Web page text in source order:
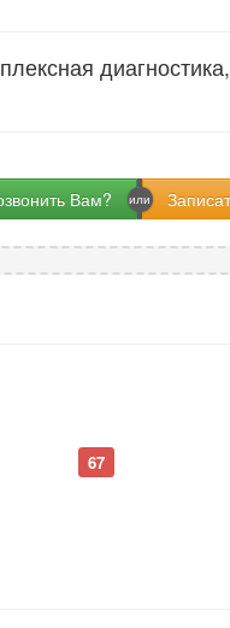
диагностика,
Вам?
67